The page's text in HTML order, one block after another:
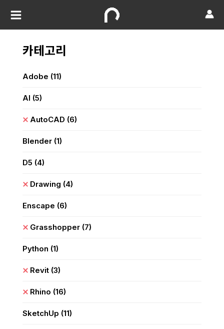
카테고리
Adobe (11)
AI (5)
AutoCAD (6)
Blender (1)
D5 (4)
Drawing (4)
Enscape (6)
Grasshopper (7)
Python (1)
Revit (3)
Rhino (16)
SketchUp (11)